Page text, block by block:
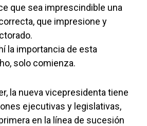
que sea imprescindible una
que impresione y
la importancia de esta
solo comienza.
la nueva vicepresidenta tiene
ejecutivas y legislativas,
en la línea de sucesión